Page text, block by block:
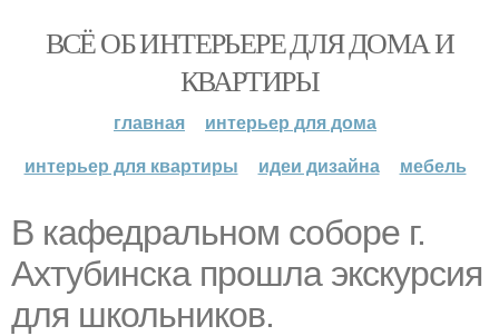
ВСЁ ОБ ИНТЕРЬЕРЕ ДЛЯ ДОМА И
КВАРТИРЫ
главная
интерьер для дома
интерьер для квартиры
идеи дизайна мебель
В кафедральном соборе г.
Ахтубинска прошла экскурсия
для школьников.